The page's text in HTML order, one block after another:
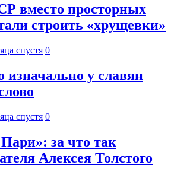
вместо просторных
строить «хрущевки»
спустя 0
изначально у славян
спустя 0
за что так
Алексея Толстого